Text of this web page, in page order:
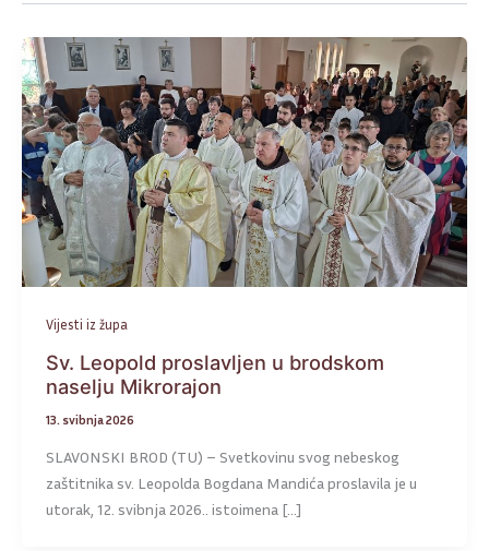
Vijesti iz župa
Sv. Leopold proslavljen u brodskom
naselju Mikrorajon
13. svibnja 2026
SLAVONSKI BROD (TU) – Svetkovinu svog nebeskog
zaštitnika sv. Leopolda Bogdana Mandića proslavila je u
utorak, 12. svibnja 2026.. istoimena […]